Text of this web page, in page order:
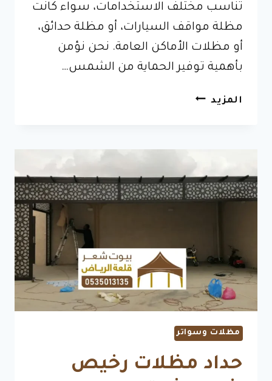
تناسب مختلف الاستخدامات، سواء كانت
مظلة مواقف السيارات، أو مظلة حدائق،
أو مظلات الأماكن العامة. نحن نؤمن
بأهمية توفير الحماية من الشمس…
المزيد مظلات
المظلات
العصرية
مظلات وسواتر
حداد مظلات رخيص